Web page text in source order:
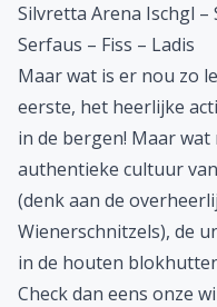
Silvretta Arena Ischgl –
Serfaus – Fiss – Ladis
Maar wat is er nou zo
eerste, het heerlijke
in de bergen! Maar
authentieke cultuur
(denk aan de
Wienerschnitzels), de
in de houten
Check dan eens onze